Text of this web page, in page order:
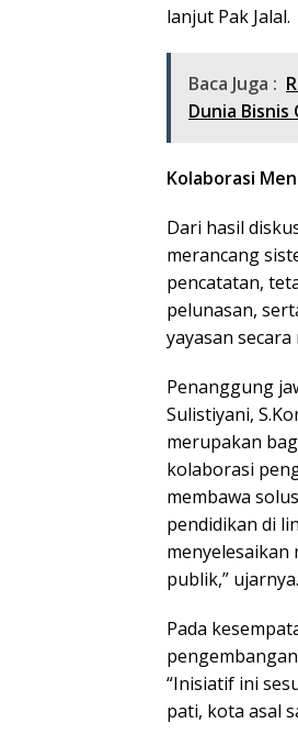
lanjut Pak Jalal.
Baca Juga :
Dunia Bisnis
Kolaborasi
Dari hasil
merancang
pencatatan,
pelunasan,
yayasan
Penanggung
Sulistiyani,
merupakan
kolaborasi
membawa
pendidikan di
publik,” ujarnya.
Pada
“Inisiatif ini
pati, kota asal